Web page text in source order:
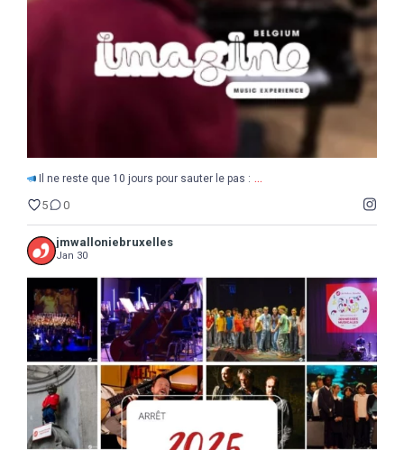
5
Il ne reste que 10 jours pour sauter le pas : ...
5 0
jmwalloniebruxelles
Jan 30
2025 Une année de découvertes, d`étonnements, ...